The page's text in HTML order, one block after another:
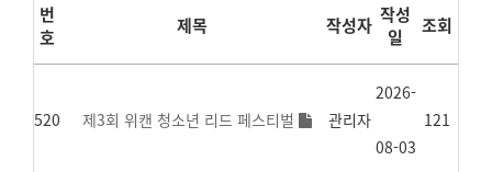
번
호
제목 작성자 작성
일
조회
520 제3회 위캔 청소년 리드 페스티벌 관리자
2026-
08-03
121